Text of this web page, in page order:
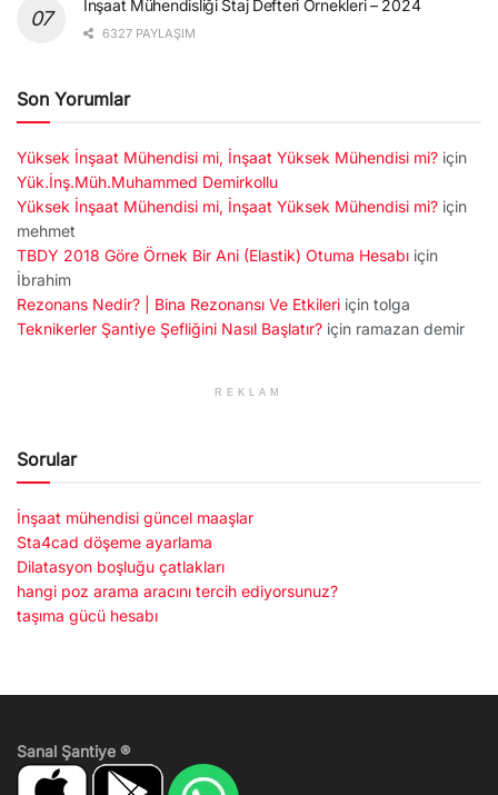
İnşaat Mühendisliği Staj Defteri Örnekleri – 2024
6327 PAYLAŞIM
Son Yorumlar
Yüksek İnşaat Mühendisi mi, İnşaat Yüksek Mühendisi mi? için
Yük.İnş.Müh.Muhammed Demirkollu
Yüksek İnşaat Mühendisi mi, İnşaat Yüksek Mühendisi mi? için
mehmet
TBDY 2018 Göre Örnek Bir Ani (Elastik) Otuma Hesabı için
İbrahim
Rezonans Nedir? | Bina Rezonansı Ve Etkileri için tolga
Teknikerler Şantiye Şefliğini Nasıl Başlatır? için ramazan demir
REKLAM
Sorular
İnşaat mühendisi güncel maaşlar
Sta4cad döşeme ayarlama
Dilatasyon boşluğu çatlakları
hangi poz arama aracını tercih ediyorsunuz?
taşıma gücü hesabı
Sanal Şantiye ®